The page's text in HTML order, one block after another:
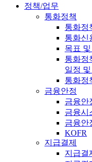
정책/업무
통화정책
통화정
통화신
목표
통화정
일정
통화정
금융안정
금융안
금융시
금융안
KOFR
지급결제
지급결